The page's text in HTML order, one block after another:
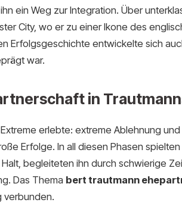
ein Weg zur Integration. Über
City, wo er zu einer Ikone des
Erfolgsgeschichte entwickelte sich
war.
in
erlebte: extreme Ablehnung
Erfolge. In all diesen Phasen
begleiteten ihn durch schwierige
Das Thema bert trautmann
verbunden.